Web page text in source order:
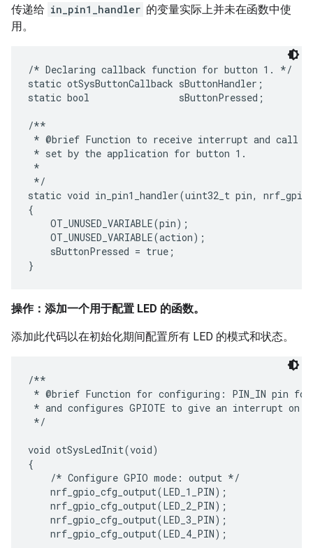
传递给 in_pin1_handler 的变量实际上并未在函数中使
用。
/* Declaring callback function for button 1. */
static otSysButtonCallback sButtonHandler;
static bool                sButtonPressed;
/**
* @brief Function to receive interrupt and call
* set by the application for button 1.
*
*/
static void in_pin1_handler(uint32_t pin,
{
    OT_UNUSED_VARIABLE(pin);
    OT_UNUSED_VARIABLE(action);
    sButtonPressed = true;
操作：添加一个用于配置 LED 的函数。
添加此代码以在初始化期间配置所有 LED 的模式和状态。
/**
* @brief Function for configuring: PIN_IN pin
* and configures GPIOTE to give an interrupt on
*/
void otSysLedInit(void)
{
    /* Configure GPIO mode: output */
    nrf_gpio_cfg_output(LED_1_PIN);
    nrf_gpio_cfg_output(LED_2_PIN);
    nrf_gpio_cfg_output(LED_3_PIN);
    nrf_gpio_cfg_output(LED_4_PIN);